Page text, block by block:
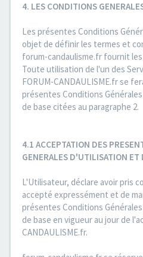
4. LES CONDITIONS
Les présentes Conditions
objet de définir les termes et
forum-candaulisme.fr fournit
Toute utilisation de l'un des
FORUM-CANDAULISME.fr se
présentes Conditions
de base citées au paragraphe 2.
4.1 ACCEPTATION DES
GENERALES D'UTILISATION ET
L'Utilisateur, déclare avoir pris
accepté expressément et de
présentes Conditions
de base en vigueur au jour de
CANDAULISME.fr.